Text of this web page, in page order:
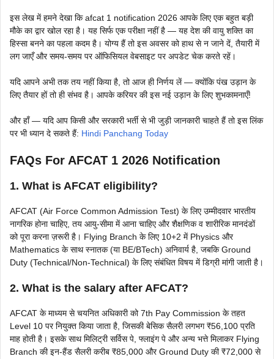
इस लेख में हमने देखा कि afcat 1 notification 2026 आपके लिए एक बहुत बड़ी
मौके का द्वार खोल रहा है। यह सिर्फ एक परीक्षा नहीं है — यह देश की वायु शक्ति का
हिस्सा बनने का पहला कदम है। योग्य हैं तो इस अवसर को हाथ से न जाने दें, तैयारी में
लग जाएँ और समय-समय पर ऑफिसियल वेबसाइट पर अपडेट चेक करते रहें।
यदि आपने अभी तक तय नहीं किया है, तो आज ही निर्णय लें — क्योंकि पंख उड़ान के
लिए तैयार हों तो ही संभव है। आपके करियर की इस नई उड़ान के लिए शुभकामनाएँ!
और हाँ — यदि आप किसी और सरकारी भर्ती से भी जुड़ी जानकारी चाहते हैं तो इस लिंक
पर भी ध्यान दे सकते हैं: Hindi Panchang Today
FAQs For AFCAT 1 2026 Notification
1. What is AFCAT eligibility?
AFCAT (Air Force Common Admission Test) के लिए उम्मीदवार भारतीय
नागरिक होना चाहिए, तय आयु-सीमा में आना चाहिए और शैक्षणिक व शारीरिक मानदंडों
को पूरा करना ज़रूरी है। Flying Branch के लिए 10+2 में Physics और
Mathematics के साथ स्नातक (या BE/BTech) अनिवार्य है, जबकि Ground
Duty (Technical/Non-Technical) के लिए संबंधित विषय में डिग्री मांगी जाती है।
2. What is the salary after AFCAT?
AFCAT के माध्यम से चयनित अधिकारी को 7th Pay Commission के तहत
Level 10 पर नियुक्त किया जाता है, जिसकी बेसिक सैलरी लगभग ₹56,100 प्रति
माह होती है। इसके साथ मिलिट्री सर्विस पे, फ्लाइंग पे और अन्य भत्ते मिलाकर Flying
Branch की इन-हैंड सैलरी करीब ₹85,000 और Ground Duty की ₹72,000 से